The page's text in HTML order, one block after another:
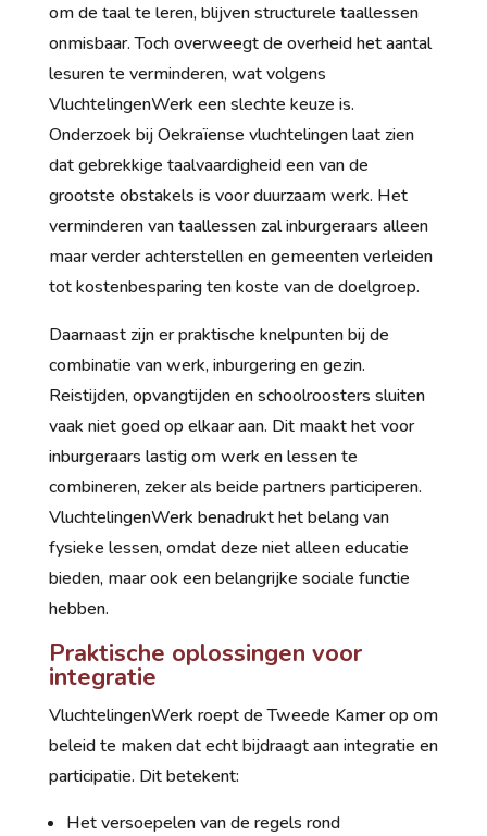
om de taal te leren, blijven structurele taallessen
onmisbaar. Toch overweegt de overheid het aantal
lesuren te verminderen, wat volgens
VluchtelingenWerk een slechte keuze is.
Onderzoek bij Oekraïense vluchtelingen laat zien
dat gebrekkige taalvaardigheid een van de
grootste obstakels is voor duurzaam werk. Het
verminderen van taallessen zal inburgeraars alleen
maar verder achterstellen en gemeenten verleiden
tot kostenbesparing ten koste van de doelgroep.
Daarnaast zijn er praktische knelpunten bij de
combinatie van werk, inburgering en gezin.
Reistijden, opvangtijden en schoolroosters sluiten
vaak niet goed op elkaar aan. Dit maakt het voor
inburgeraars lastig om werk en lessen te
combineren, zeker als beide partners participeren.
VluchtelingenWerk benadrukt het belang van
fysieke lessen, omdat deze niet alleen educatie
bieden, maar ook een belangrijke sociale functie
hebben.
Praktische oplossingen voor
integratie
VluchtelingenWerk roept de Tweede Kamer op om
beleid te maken dat echt bijdraagt aan integratie en
participatie. Dit betekent:
Het versoepelen van de regels rond